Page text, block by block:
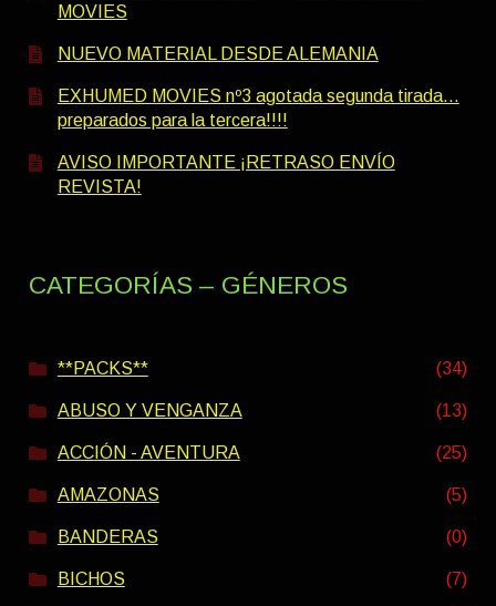
MOVIES
NUEVO MATERIAL DESDE ALEMANIA
EXHUMED MOVIES nº3 agotada segunda tirada…
preparados para la tercera!!!!
AVISO IMPORTANTE ¡RETRASO ENVÍO
REVISTA!
CATEGORÍAS – GÉNEROS
**PACKS** (34)
ABUSO Y VENGANZA (13)
ACCIÓN - AVENTURA (25)
AMAZONAS (5)
BANDERAS (0)
BICHOS (7)